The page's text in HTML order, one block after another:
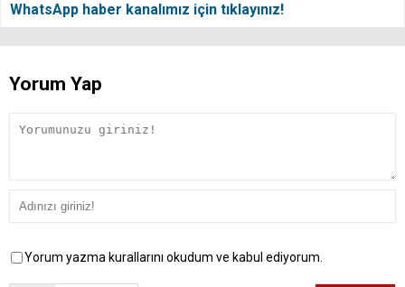
WhatsApp haber kanalımız için tıklayınız!
Yorum Yap
Yorum yazma kurallarını okudum ve kabul ediyorum.